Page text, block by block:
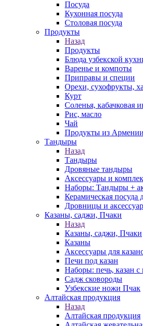
Посуда
Кухонная посуда
Столовая посуда
Продукты
Назад
Продукты
Блюда узбекской
Варенье и компоты
Приправы и специи
Орехи, сухофрукты,
Курт
Соленья, кабачковая
Рис, масло
Чай
Продукты из Армении
Тандыры
Назад
Тандыры
Дровяные тандыры
Аксессуары и
Наборы: Тандыры +
Керамическая посуда
Дровницы и
Казаны, саджи, Пчаки
Назад
Казаны, саджи, Пчаки
Казаны
Аксессуары для
Печи под казан
Наборы: печь, казан
Садж сковороды
Узбекские ножи Пчак
Алтайская продукция
Назад
Алтайская продукция